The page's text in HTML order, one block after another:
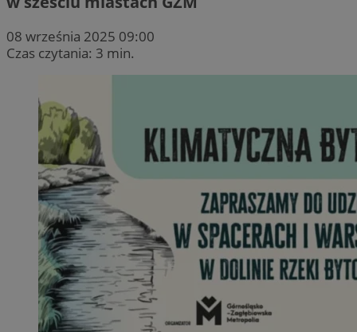
08 września 2025 09:00
Czas czytania: 3 min.